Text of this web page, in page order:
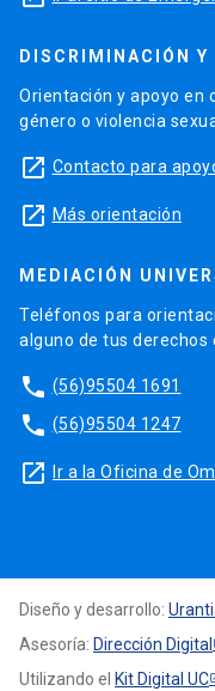
DISCRIMINACIÓN Y
Orientación y apoyo en
género o violencia
launch Contacto para
launch Más orientación
MEDIACIÓN
Teléfonos para
alguno de tus derechos
phone (56)95504 1691
phone (56)95504 1247
launch Ir a la Oficina de
Diseño y desarrollo:
Asesoría: Dirección Digital
Utilizando el Kit Digital UC